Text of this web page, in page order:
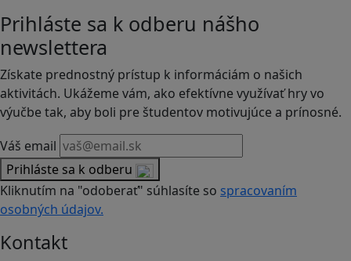
Prihláste sa k odberu nášho
newslettera
Získate prednostný prístup k informáciám o našich
aktivitách. Ukážeme vám, ako efektívne využívať hry vo
výučbe tak, aby boli pre študentov motivujúce a prínosné.
Váš email
Prihláste sa k odberu
Kliknutím na "odoberať" súhlasíte so spracovaním
osobných údajov.
Kontakt